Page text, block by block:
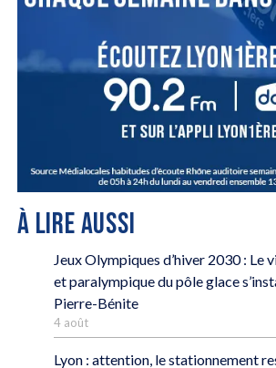
À LIRE AUSSI
Jeux Olympiques d’hiver 2030 : Le
et paralympique du pôle glace
Pierre-Bénite
4 août
Lyon : attention, le stationnement